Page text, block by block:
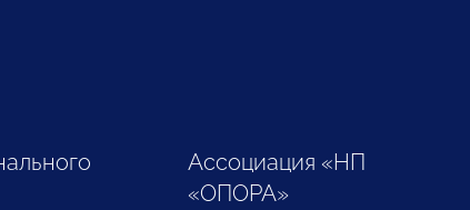
Ассоциация «НП
«ОПОРА»